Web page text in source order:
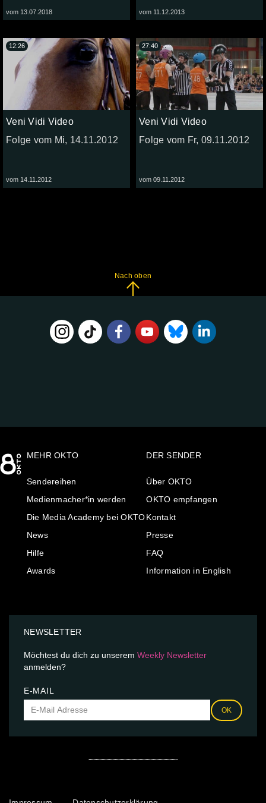
vom 13.07.2018 vom 11.12.2013
Veni Vidi Video
Folge vom Mi, 14.11.2012
vom 14.11.2012
12:26
Veni Vidi Video
Folge vom Fr, 09.11.2012
vom 09.11.2012
27:40
Nach oben
MEHR OKTO
Sendereihen
Medienmacher*in werden
Die Media Academy bei OKTO
News
Hilfe
Awards
DER SENDER
Über OKTO
OKTO empfangen
Kontakt
Presse
FAQ
Information in English
NEWSLETTER
Möchtest du dich zu unserem Weekly Newsletter
anmelden?
E-MAIL
OK